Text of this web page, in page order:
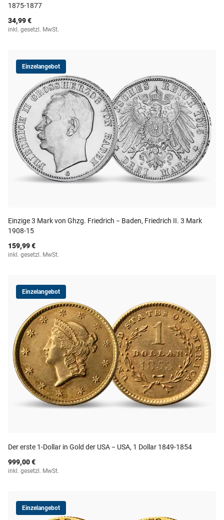
1875-1877
34,99 €
inkl. gesetzl. MwSt.
Einzelangebot
Einzige 3 Mark von Ghzg. Friedrich − Baden, Friedrich II. 3 Mark
1908-15
159,99 €
inkl. gesetzl. MwSt.
Einzelangebot
Der erste 1-Dollar in Gold der USA − USA, 1 Dollar 1849-1854
999,00 €
inkl. gesetzl. MwSt.
Einzelangebot